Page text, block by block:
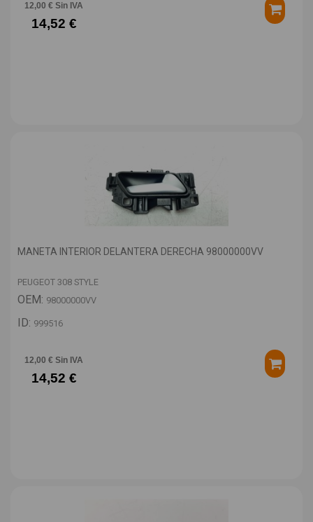
12,00 € Sin IVA
14,52 €
MANETA INTERIOR DELANTERA DERECHA 98000000VV
PEUGEOT 308 STYLE
OEM: 98000000VV
ID: 999516
12,00 € Sin IVA
14,52 €